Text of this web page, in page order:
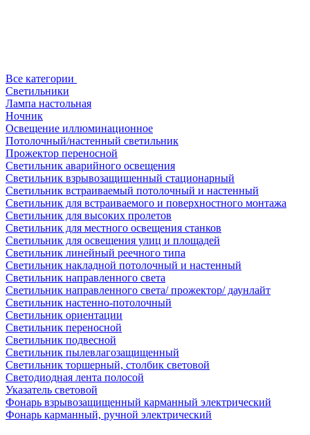
Все категории
Светильники
Лампа настольная
Ночник
Освещение иллюминационное
Потолочный/настенный светильник
Прожектор переносной
Светильник аварийного освещения
Светильник взрывозащищенный стационарный
Светильник встраиваемый потолочный и настенный
Светильник для встраиваемого и поверхностного монтажа
Светильник для высоких пролетов
Светильник для местного освещения станков
Светильник для освещения улиц и площадей
Светильник линейный реечного типа
Светильник накладной потолочный и настенный
Светильник направленного света
Светильник направленного света/ прожектор/ даунлайт
Светильник настенно-потолочный
Светильник ориентации
Светильник переносной
Светильник подвесной
Светильник пылевлагозащищенный
Светильник торшерный, столбик световой
Светодиодная лента полосой
Указатель световой
Фонарь взрывозащищенный карманный электрический
Фонарь карманный, ручной электрический